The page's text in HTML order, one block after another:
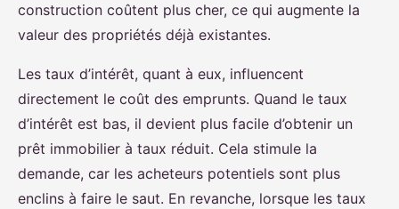
construction coûtent plus cher, ce qui augmente la
valeur des propriétés déjà existantes.
Les taux d’intérêt, quant à eux, influencent
directement le coût des emprunts. Quand le taux
d’intérêt est bas, il devient plus facile d’obtenir un
prêt immobilier à taux réduit. Cela stimule la
demande, car les acheteurs potentiels sont plus
enclins à faire le saut. En revanche, lorsque les taux